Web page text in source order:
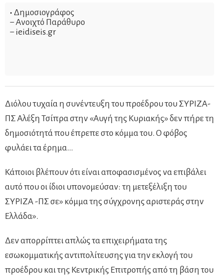
• Δημοσιογράφος
− Ανοιχτό Παράθυρο
− ieidiseis.gr
Διόλου τυχαία η συνέντευξη του προέδρου του ΣΥΡΙΖΑ-
ΠΣ Αλέξη Τσίπρα στην «Αυγή της Κυριακής» δεν πήρε τη
δημοσιότητά που έπρεπε στο κόμμα του. Ο φόβος
φυλάει τα έρημα…
Κάποιοι βλέπουν ότι είναι αποφασισμένος να επιβάλει
αυτό που οι ίδιοι υπονομεύσαν: τη μετεξέλιξη του
ΣΥΡΙΖΑ -ΠΣ σε» κόμμα της σύγχρονης αριστεράς στην
Ελλάδα».
Δεν απορρίπτει απλώς τα επιχειρήματα της
εσωκομματικής αντιπολίτευσης για την εκλογή του
προέδρου και της Κεντρικής Επιτροπής από τη βάση του